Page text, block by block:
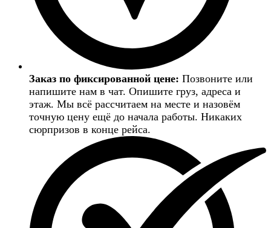
Заказ по фиксированной цене: Позвоните или
напишите нам в чат. Опишите груз, адреса и
этаж. Мы всё рассчитаем на месте и назовём
точную цену ещё до начала работы. Никаких
сюрпризов в конце рейса.